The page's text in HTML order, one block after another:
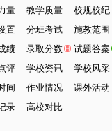
量 教学质量
校规校纪
置 分班考试
施教范围
绩 录取分数
试题答案
评 学校资讯
学校风采
间 作业情况
课外活动
录 高校对比